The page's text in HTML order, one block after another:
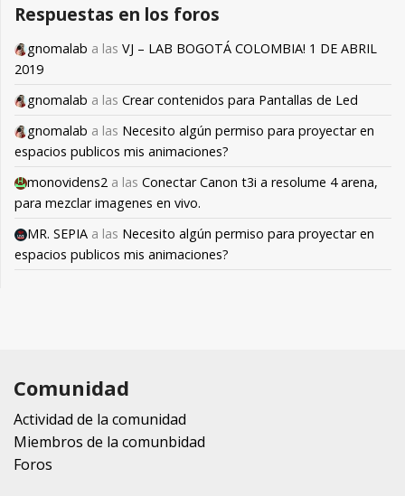
Respuestas en los foros
gnomalab a las VJ – LAB BOGOTÁ COLOMBIA! 1 DE ABRIL
2019
gnomalab a las Crear contenidos para Pantallas de Led
gnomalab a las Necesito algún permiso para proyectar en
espacios publicos mis animaciones?
monovidens2 a las Conectar Canon t3i a resolume 4 arena,
para mezclar imagenes en vivo.
MR. SEPIA a las Necesito algún permiso para proyectar en
espacios publicos mis animaciones?
Comunidad
Actividad de la comunidad
Miembros de la comunbidad
Foros